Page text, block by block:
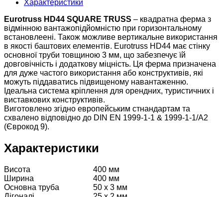
Характеристики
Eurotruss HD44 SQUARE TRUSS – квадратна ферма з
відмінною вантажопідйомністю при горизонтальному
встановлеені. Також можливе вертикальне використання
в якості баштових елементів. Eurotruss HD44 має стінку
основної труби товщиною 3 мм, що забезпечує їй
довговічність і додаткову міцність. Ця ферма призначена
для дуже частого використання або конструктивів, які
можуть піддаватись підвищеному навантаженню.
Ідеальна система кріплення для орендних, туристичних і
виставкових конструктивів.
Виготовлено згідно европейським стнандартам та
схвалено відповідно до DIN EN 1999-1-1 & 1999-1-1/A2
(Єврокод 9).
Характеристики
Висота
400 мм
Ширина
400 мм
Основна труба
50 x 3 мм